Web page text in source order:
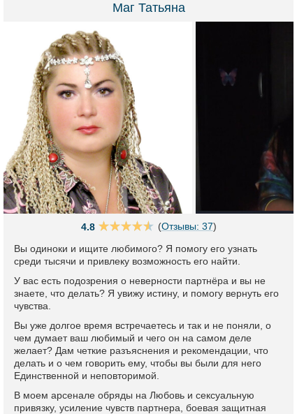
Маг Татьяна
4.8 (Отзывы: 37)
Вы одиноки и ищите любимого? Я помогу его узнать
среди тысячи и привлеку возможность его найти.
У вас есть подозрения о неверности партнёра и вы не
знаете, что делать? Я увижу истину, и помогу вернуть его
чувства.
Вы уже долгое время встречаетесь и так и не поняли, о
чем думает ваш любимый и чего он на самом деле
желает? Дам четкие разъяснения и рекомендации, что
делать и о чем говорить ему, чтобы вы были для него
Единственной и неповторимой.
В моем арсенале обряды на Любовь и сексуальную
привязку, усиление чувств партнера, боевая защитная